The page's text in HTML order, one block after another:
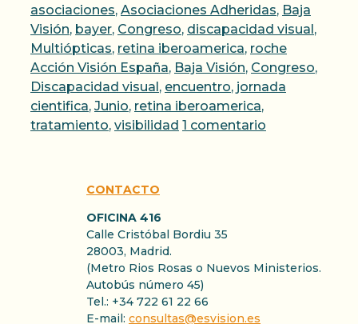
Categorías
asociaciones, Asociaciones Adheridas, Baja
Visión, bayer, Congreso, discapacidad visual ,
Multiópticas, retina iberoamerica, rocheEtiquetas
Acción Visión España, Baja Visión, Congreso,
Discapacidad visual , encuentro, jornada
cientifica, Junio, retina iberoamerica,
tratamiento, visibilidad 1 comentario
CONTACTO
OFICINA 416
Calle Cristóbal Bordiu 35
28003, Madrid.
(Metro Rios Rosas o Nuevos Ministerios.
Autobús número 45)
Tel.: +34 722 61 22 66
E-mail: consultas@esvision.es